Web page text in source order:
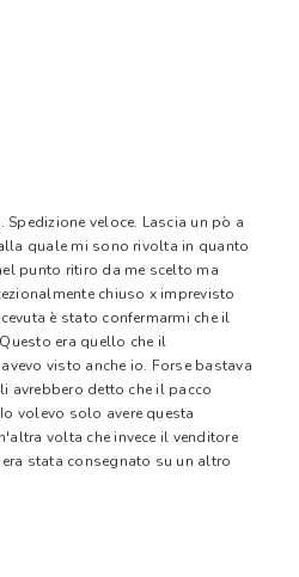
veloce. Lascia un pò a
quale mi sono rivolta in quanto
punto ritiro da me scelto ma
chiuso x imprevisto
è stato confermarmi che il
era quello che il
visto anche io. Forse bastava
avrebbero detto che il pacco
volevo solo avere questa
volta che invece il venditore
stata consegnato su un altro